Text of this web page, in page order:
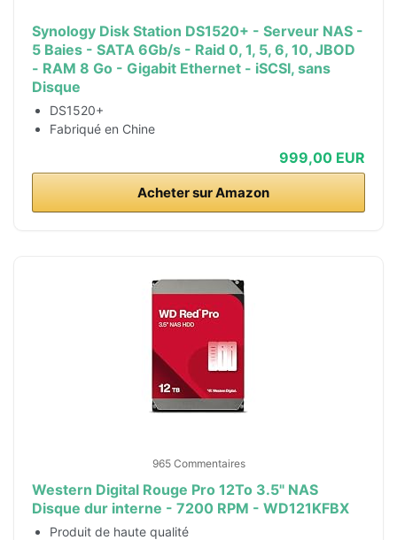
Synology Disk Station DS1520+ - Serveur NAS -
5 Baies - SATA 6Gb/s - Raid 0, 1, 5, 6, 10, JBOD
- RAM 8 Go - Gigabit Ethernet - iSCSI, sans
Disque
DS1520+
Fabriqué en Chine
999,00 EUR
Acheter sur Amazon
965 Commentaires
Western Digital Rouge Pro 12To 3.5" NAS
Disque dur interne - 7200 RPM - WD121KFBX
Produit de haute qualité